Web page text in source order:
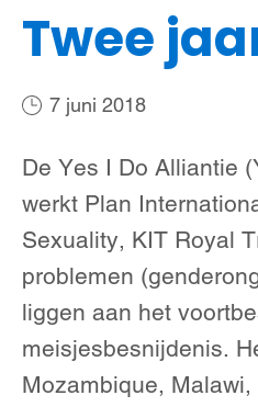
Twee
7 juni 2018
De Yes I Do Alliantie
werkt Plan
Sexuality, KIT Royal
problemen
liggen aan het
meisjesbesnijdenis.
Mozambique,